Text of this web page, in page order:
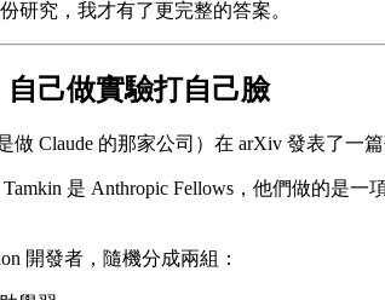
研究，我才有了更完整的答案。
己做實驗打自己臉
做 Claude 的那家公司）在 arXiv 發表了一篇
Tamkin 是 Anthropic Fellows，他們做的
開發者，隨機分成兩組：